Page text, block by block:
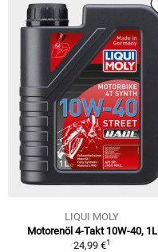
LIQUI MOLY
Motorenöl 4-Takt 10W-40, 1L
24,99 €1